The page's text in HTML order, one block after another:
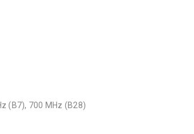
(B7), 700 MHz (B28)